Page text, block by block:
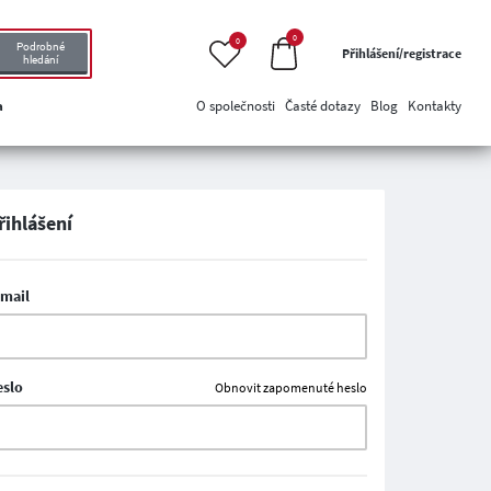
Podrobné
hledání
0 0
Přihlášení/registrace
O společnosti Časté dotazy Blog Kontakty
Obnovit zapomenuté heslo